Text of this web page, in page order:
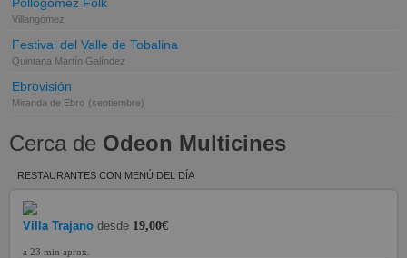
Pollogómez Folk
Villangómez
Festival del Valle de Tobalina
Quintana Martín Galíndez
Ebrovisión
Miranda de Ebro (septiembre)
Cerca de Odeon Multicines
RESTAURANTES CON MENÚ DEL DÍA
Villa Trajano desde 19,00€
a 23 min aprox.